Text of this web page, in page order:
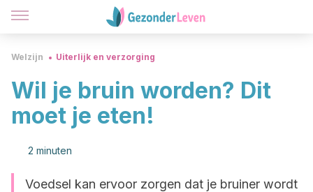
Welzijn Uiterlijk en verzorging
Wil je bruin worden? Dit
moet je eten!
2 minuten
Voedsel kan ervoor zorgen dat je bruiner wordt